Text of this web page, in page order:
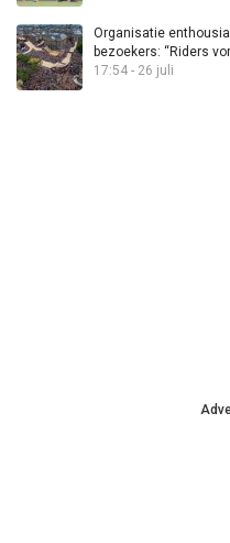
Organisatie
bezoekers: “Riders
17:54 - 26 juli